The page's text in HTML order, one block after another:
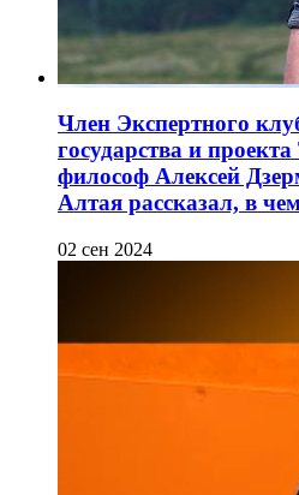
Член Экспертного
государства и
философ Алексей
Алтая рассказал, в
02 сен 2024